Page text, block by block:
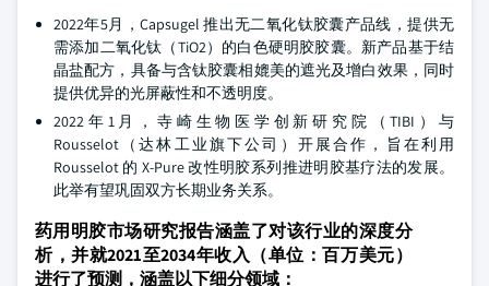
2022年5月，Capsugel 推出无二氧化钛胶囊产品线，提供无
需添加二氧化钛（TiO2）的白色硬明胶胶囊。新产品基于结
晶盐配方，具备与含钛胶囊相媲美的遮光及增白效果，同时
提供优异的光屏蔽性和不透明度。
2022年1月，寺崎生物医学创新研究院（TIBI）与
Rousselot（达林工业旗下公司）开展合作，旨在利用
Rousselot 的 X-Pure 改性明胶系列推进明胶基疗法的发展。
此举有望巩固双方长期业务关系。
药用明胶市场研究报告涵盖了对该行业的深度分
析，并就2021至2034年收入（单位：百万美元）
进行了预测，涵盖以下细分领域：